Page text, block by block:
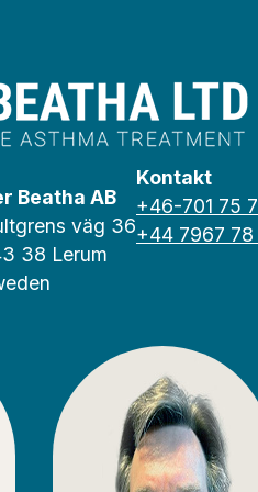
Beatha AB
väg 36
38 Lerum
Kontakt
+46-701 75
+44 7967